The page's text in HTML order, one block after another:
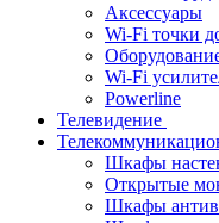
Аксессуары
Wi-Fi точки
Wi-Fi
Powerline
Телевидение
Шкафы
Открытые
Шкафы